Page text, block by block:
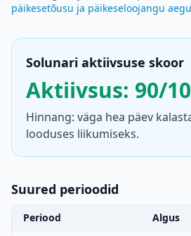
päikesetõusu ja päikeseloojangu
Solunari aktiivsuse skoor
Aktiivsus: 90/
Hinnang: väga hea päev
looduses liikumiseks.
Suured perioodid
Periood Algus